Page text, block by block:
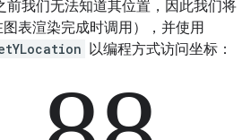
前我们无法知道其位置，因此我们将
表渲染完成时调用），并使用
以编程方式访问坐标：